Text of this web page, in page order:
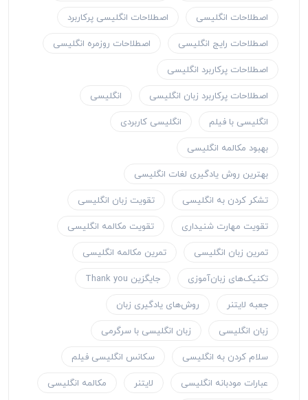
اصطلاحات انگلیسی
اصطلاحات انگلیسی پرکاربرد
اصطلاحات رایج انگلیسی
اصطلاحات روزمره انگلیسی
اصطلاحات پرکاربرد انگلیسی
اصطلاحات پرکاربرد زبان انگلیسی
انگلیسی
انگلیسی با فیلم
انگلیسی کاربردی
بهبود مکالمه انگلیسی
بهترین روش یادگیری لغات انگلیسی
تشکر کردن به انگلیسی
تقویت زبان انگلیسی
تقویت مهارت شنیداری
تقویت مکالمه انگلیسی
تمرین زبان انگلیسی
تمرین مکالمه انگلیسی
تکنیک‌های زبان‌آموزی
جایگزین Thank you
جعبه لایتنر
روش‌های یادگیری زبان
زبان انگلیسی
زبان انگلیسی با سرگرمی
سلام کردن به انگلیسی
سکانس انگلیسی فیلم
عبارات مودبانه انگلیسی
لایتنر
مکالمه انگلیسی